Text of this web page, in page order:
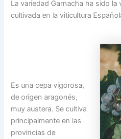
La variedad Garnacha ha sido la
cultivada en la viticultura
Es una cepa vigorosa,
de origen aragonés,
muy austera. Se cultiva
principalmente en las
provincias de